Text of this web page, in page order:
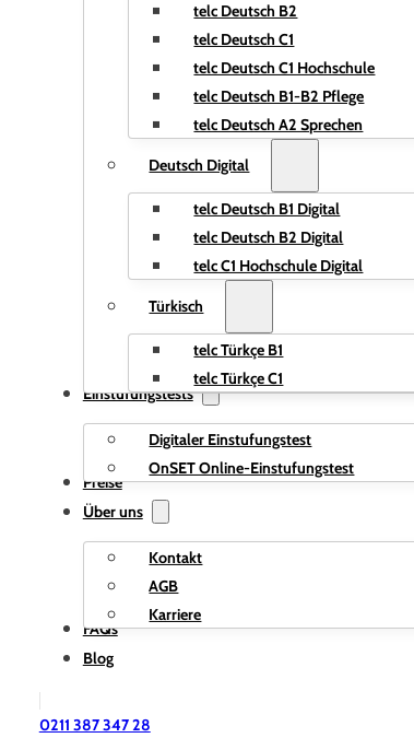
telc Deutsch B2
telc Deutsch C1
telc Deutsch C1 Hochschule
telc Deutsch B1-B2 Pflege
telc Deutsch A2 Sprechen
Deutsch Digital
telc Deutsch B1 Digital
telc Deutsch B2 Digital
telc C1 Hochschule Digital
Türkisch
telc Türkçe B1
telc Türkçe C1
Einstufungstests
Digitaler Einstufungstest
OnSET Online-Einstufungstest
Preise
Über uns
Kontakt
AGB
Karriere
FAQs
Blog
0211 387 347 28